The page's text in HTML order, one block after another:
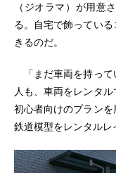
（ジオラマ）が用意
る。自宅で飾ってい
きるのだ。
「まだ車両を持って
人も、車両をレンタ
初心者向けのプランを
鉄道模型をレンタルレ